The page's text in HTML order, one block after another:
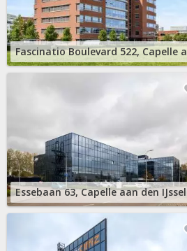
Essebaan 63, Capelle aan den IJssel